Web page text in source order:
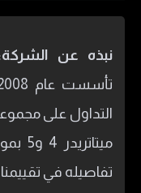
نبذه عن
التداول على
تفاصيله في